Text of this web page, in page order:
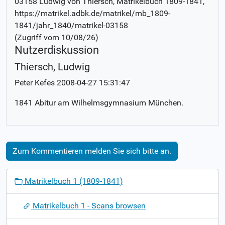
https://matrikel.adbk.de/matrikel/mb_1809-
1841/jahr_1840/matrikel-03158
(Zugriff vom 10/08/26)
Nutzerdiskussion
Thiersch, Ludwig
Peter Kefes 2008-04-27 15:31:47
1841 Abitur am Wilhelmsgymnasium München.
Zum Kommentieren melden Sie sich bitte an.
Matrikelbuch 1 (1809-1841)
Matrikelbuch 1 - Scans browsen